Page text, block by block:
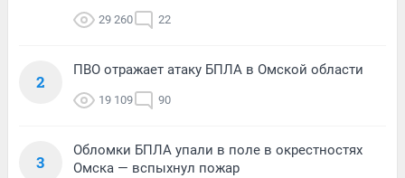
29 260 22
2
ПВО отражает атаку БПЛА в Омской области
19 109 90
3
Обломки БПЛА упали в поле в окрестностях
Омска — вспыхнул пожар